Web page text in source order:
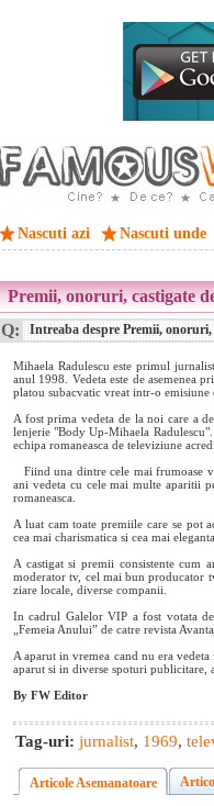
Nascuti azi Nascuti unde
Premii, onoruri, castigate
Q: Intreaba despre Premii, onoruri,
Mihaela Radulescu este primul
anul 1998. Vedeta este de asemenea
platou subacvatic vreat intr-o emisiune
A fost prima vedeta de la noi care a
lenjerie "Body Up-Mihaela
echipa romaneasca de televiziune
Fiind una dintre cele mai frumoase
ani vedeta cu cele mai multe aparitii
romaneasca.
A luat cam toate premiile care se pot
cea mai charismatica si cea mai
A castigat si premii consistente cum
moderator tv, cel mai bun producator
ziare locale, diverse companii.
In cadrul Galelor VIP a fost votata
„Femeia Anului” de catre revista
A aparut in vremea cand nu era
aparut si in diverse spoturi publicitare,
By FW Editor
Tag-uri: jurnalist, 1969,
Articole Asemanatoare